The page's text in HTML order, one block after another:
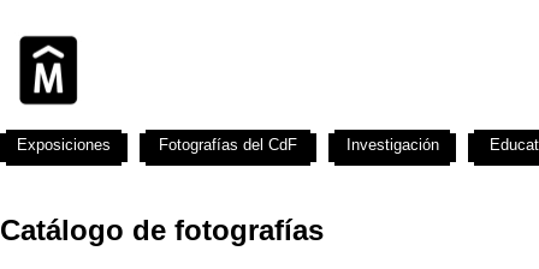
Catálogo de fotografías
Exposiciones Fotografías del CdF Investigación